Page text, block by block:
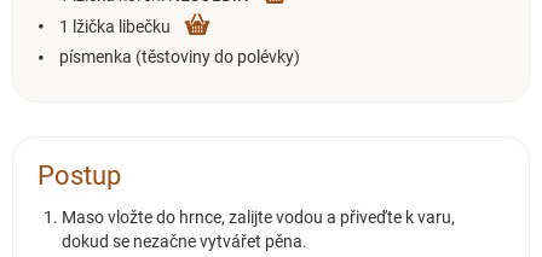
1 lžička libečku
písmenka (těstoviny do polévky)
Postup
Maso vložte do hrnce, zalijte vodou a přiveďte k varu,
dokud se nezačne vytvářet pěna.